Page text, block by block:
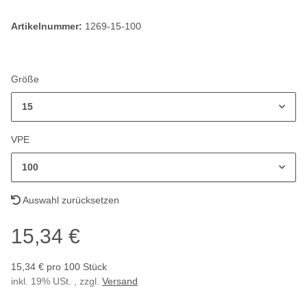
Artikelnummer: 1269-15-100
Größe
15
VPE
100
Auswahl zurücksetzen
15,34 €
15,34 € pro 100 Stück
inkl. 19% USt. , zzgl. Versand